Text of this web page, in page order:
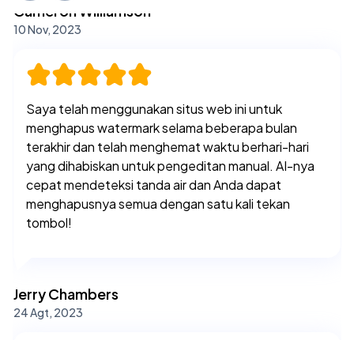
Jerry Chambers
24 Agt, 2023
Ini beneran canggih banget, AI-nya bisa bersihin
watermark dengan super detail. Gue sempet ragu,
tapi pas gue coba, hasilnya keren abis. Nggak cuma
bisa hapus watermark biasa, tapi yang lebih rumit
juga bisa! Gue pake di HP gue, prosesnya cepet
banget, nggak pake lama. Detail gambar tetep
kejaga, nggak ada yang ilang. Pokoknya puas
Esther Howard